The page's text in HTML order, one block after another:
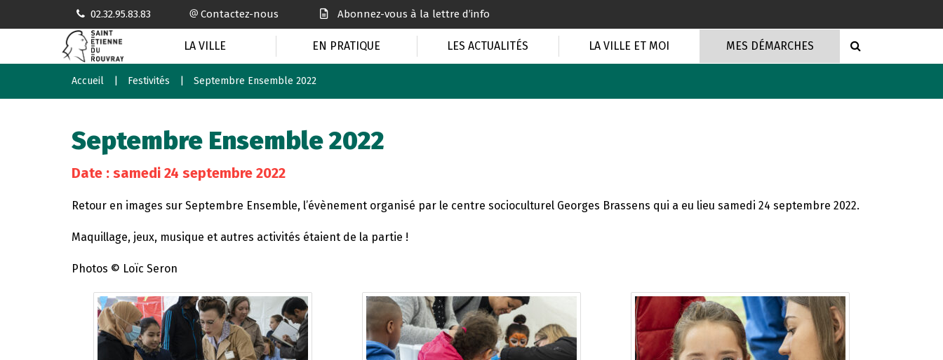
02.32.95.83.83 Contactez-nous Abonnez-vous à la lettre d’info
LA VILLE EN PRATIQUE LES ACTUALITÉS LA VILLE ET MOI MES DÉMARCHES
Accueil Festivités Septembre Ensemble 2022
Septembre Ensemble 2022
Date : samedi 24 septembre 2022
Retour en images sur Septembre Ensemble, l’évènement organisé par le centre socioculturel Georges Brassens qui a eu lieu samedi 24 septembre 2022.
Maquillage, jeux, musique et autres activités étaient de la partie !
Photos © Loïc Seron